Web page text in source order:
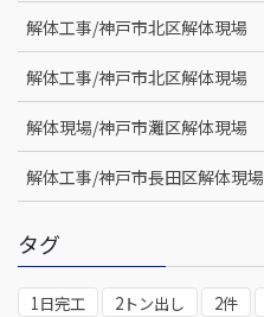
解体工事/神戸市北区解体現場
解体工事/神戸市北区解体現場
解体現場/神戸市灘区解体現場
解体工事/神戸市長田区解体現場
タグ
1日完工 2トン出し 2件